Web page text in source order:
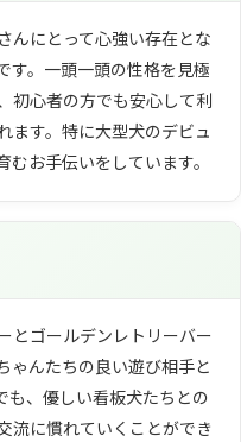
んにとって心強い存在とな
す。一頭一頭の性格を見極
初心者の方でも安心して利
ます。特に大型犬のデビュ
お手伝いをしています。
とゴールデンレトリーバー
ゃんたちの良い遊び相手と
も、優しい看板犬たちとの
流に慣れていくことができ